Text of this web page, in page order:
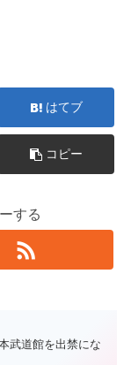
はてブ
コピー
する
武道館を出禁にな